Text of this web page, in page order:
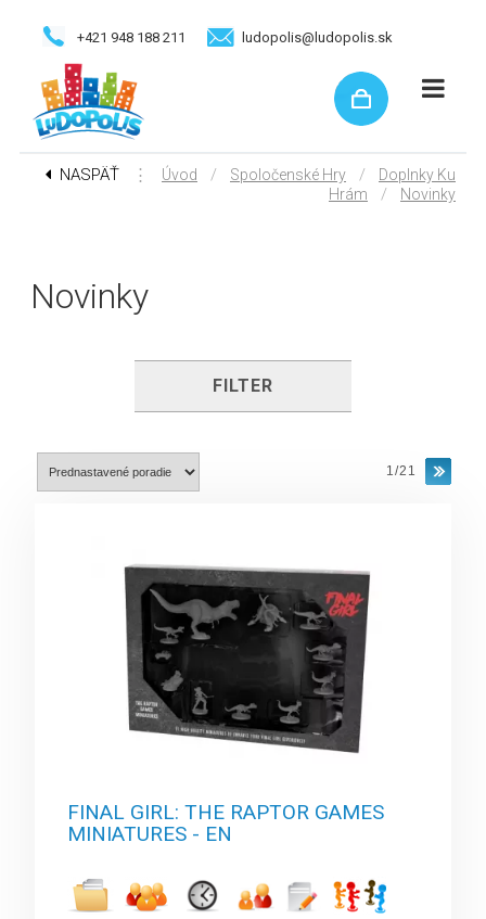
+421 948 188 211 ludopolis@ludopolis.sk
NASPÄŤ ⋮ Úvod / Spoločenské Hry /
Doplnky Ku
Hrám
/ Novinky
Novinky
FILTER
1/21
FINAL GIRL: THE RAPTOR GAMES
MINIATURES - EN